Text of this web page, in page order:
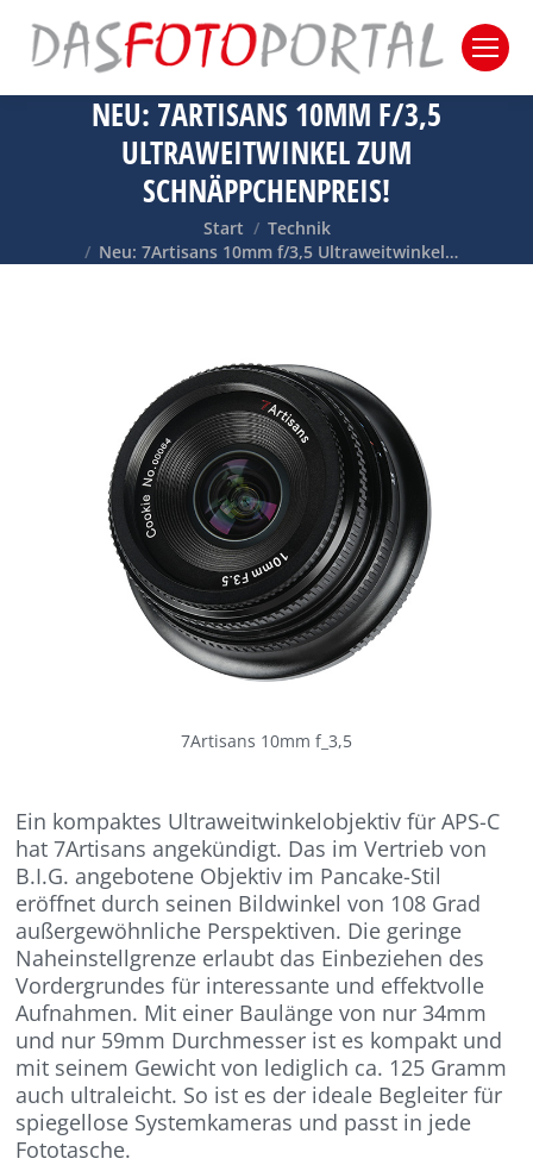
NEU: 7ARTISANS 10MM F/3,5
ULTRAWEITWINKEL ZUM
SCHNÄPPCHENPREIS!
Sie befinden sich hier:
Start
Technik
Neu: 7Artisans 10mm f/3,5 Ultraweitwinkel…
7Artisans 10mm f_3,5
Ein kompaktes Ultraweitwinkelobjektiv für APS-C
hat 7Artisans angekündigt. Das im Vertrieb von
B.I.G. angebotene Objektiv im Pancake-Stil
eröffnet durch seinen Bildwinkel von 108 Grad
außergewöhnliche Perspektiven. Die geringe
Naheinstellgrenze erlaubt das Einbeziehen des
Vordergrundes für interessante und effektvolle
Aufnahmen. Mit einer Baulänge von nur 34mm
und nur 59mm Durchmesser ist es kompakt und
mit seinem Gewicht von lediglich ca. 125 Gramm
auch ultraleicht. So ist es der ideale Begleiter für
spiegellose Systemkameras und passt in jede
Fototasche.